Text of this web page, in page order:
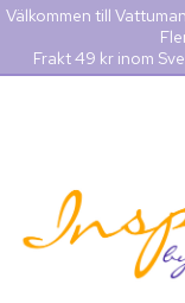
Välkommen till
Frakt 49 kr inom